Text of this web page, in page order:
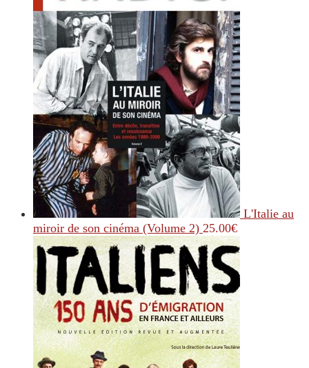
L'Italie au
miroir de son cinéma (Volume 2) 25.00€